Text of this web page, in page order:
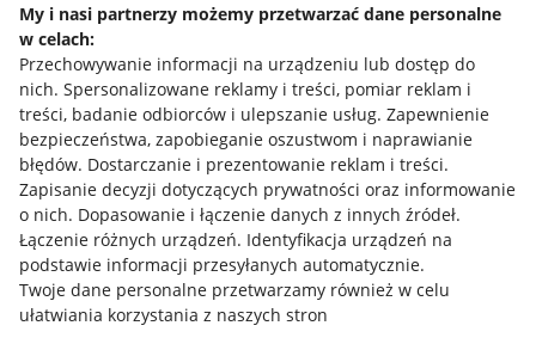
My i nasi partnerzy możemy przetwarzać dane personalne
w celach:
Przechowywanie informacji na urządzeniu lub dostęp do
nich. Spersonalizowane reklamy i treści, pomiar reklam i
treści, badanie odbiorców i ulepszanie usług. Zapewnienie
bezpieczeństwa, zapobieganie oszustwom i naprawianie
błędów. Dostarczanie i prezentowanie reklam i treści.
Zapisanie decyzji dotyczących prywatności oraz informowanie
o nich. Dopasowanie i łączenie danych z innych źródeł.
Łączenie różnych urządzeń. Identyfikacja urządzeń na
podstawie informacji przesyłanych automatycznie.
Twoje dane personalne przetwarzamy również w celu
ułatwiania korzystania z naszych stron
Allegro Gadane dla sprzedających
Allegro Gadane dla kupujących
Mapa miejscowości
Informacje prawne
Regulamin
Polityka plików "cookies"
Ustawienia plików "cookies"